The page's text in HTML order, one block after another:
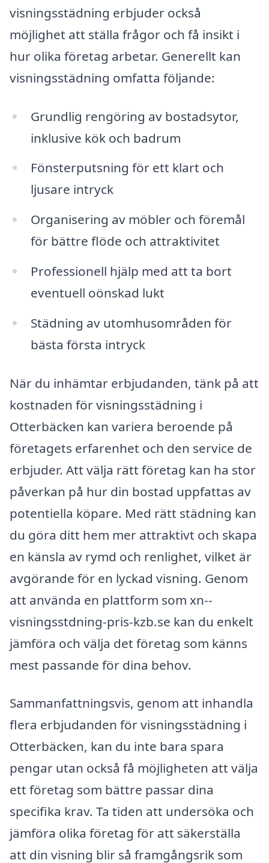
visningsstädning erbjuder också
möjlighet att ställa frågor och få insikt i
hur olika företag arbetar. Generellt kan
visningsstädning omfatta följande:
Grundlig rengöring av bostadsytor,
inklusive kök och badrum
Fönsterputsning för ett klart och
ljusare intryck
Organisering av möbler och föremål
för bättre flöde och attraktivitet
Professionell hjälp med att ta bort
eventuell oönskad lukt
Städning av utomhusområden för
bästa första intryck
När du inhämtar erbjudanden, tänk på att
kostnaden för visningsstädning i
Otterbäcken kan variera beroende på
företagets erfarenhet och den service de
erbjuder. Att välja rätt företag kan ha stor
påverkan på hur din bostad uppfattas av
potentiella köpare. Med rätt städning kan
du göra ditt hem mer attraktivt och skapa
en känsla av rymd och renlighet, vilket är
avgörande för en lyckad visning. Genom
att använda en plattform som xn--
visningsstdning-pris-kzb.se kan du enkelt
jämföra och välja det företag som känns
mest passande för dina behov.
Sammanfattningsvis, genom att inhandla
flera erbjudanden för visningsstädning i
Otterbäcken, kan du inte bara spara
pengar utan också få möjligheten att välja
ett företag som bättre passar dina
specifika krav. Ta tiden att undersöka och
jämföra olika företag för att säkerställa
att din visning blir så framgångsrik som